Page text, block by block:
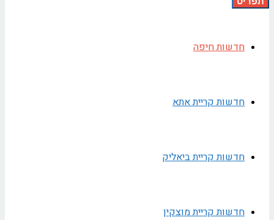
חדשות חיפה
חדשות קריית אתא
חדשות קריית ביאליק
חדשות קריית מוצקין